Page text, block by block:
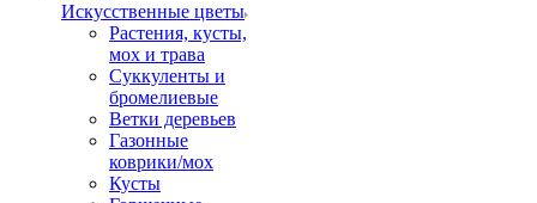
Искусственные цветы
Растения, кусты,
мох и трава
Суккуленты и
бромелиевые
Ветки деревьев
Газонные
коврики/мох
Кусты